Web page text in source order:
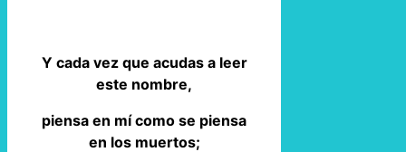
Y cada vez que acudas a leer
este nombre,
piensa en mí como se piensa
en los muertos;